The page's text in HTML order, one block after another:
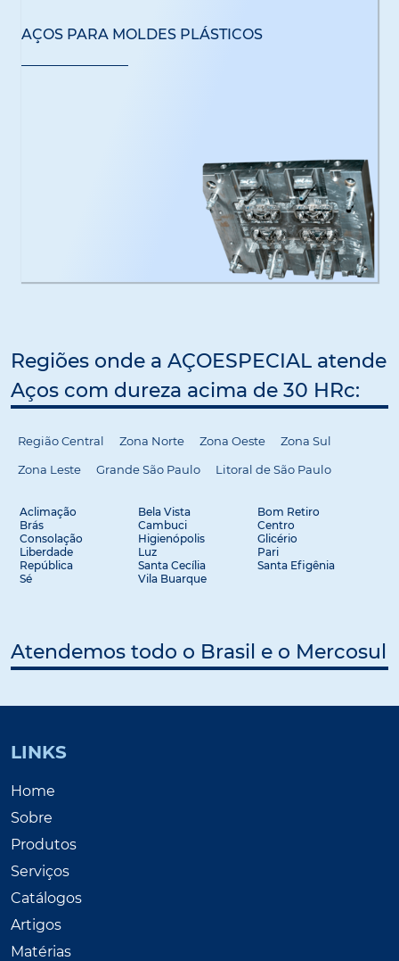
AÇOS PARA MOLDES PLÁSTICOS
Regiões onde a AÇOESPECIAL atende
Aços com dureza acima de 30 HRc:
Região Central Zona Norte Zona Oeste
Zona Sul
Zona Leste
Grande São Paulo Litoral de São Paulo
Aclimação Bela Vista
Bom Retiro
Brás
Cambuci
Centro
Consolação
Higienópolis
Glicério
Liberdade
Luz
Pari
República
Santa Cecília
Santa Efigênia
Sé
Vila Buarque
Atendemos todo o Brasil e o Mercosul
LINKS
Home
Sobre
Produtos
Serviços
Catálogos
Artigos
Matérias